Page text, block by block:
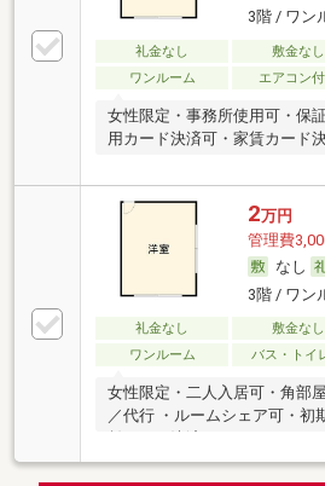
3階 / ワン
礼金なし 敷金なし
ワンルーム
エアコン
女性限定・事務所使用可・保
用カード決済可・家賃カード
2万円
管理費
なし
3階 / ワン
礼金なし 敷金なし
ワンルーム
バス・トイ
女性限定・二人入居可・角部
／代行 ・ルームシェア可・初